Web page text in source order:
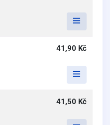
41,90 Kč
41,50 Kč